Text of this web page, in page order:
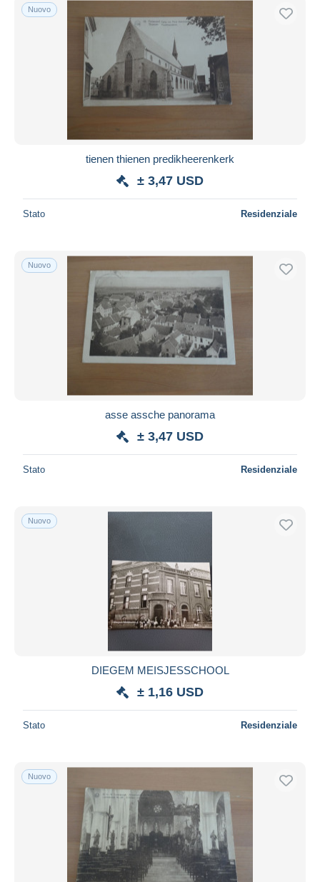
Nuovo
tienen thienen predikheerenkerk
± 3,47 USD
Stato Residenziale
Nuovo
asse assche panorama
± 3,47 USD
Stato Residenziale
Nuovo
DIEGEM MEISJESSCHOOL
± 1,16 USD
Stato Residenziale
Nuovo